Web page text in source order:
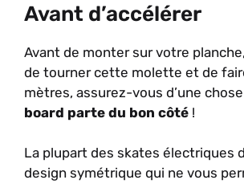
Avant d’accélérer
Avant de monter sur votre
de tourner cette molette et de
mètres, assurez-vous d’une
board parte du bon côté !
La plupart des skates électriques
design symétrique qui ne vous